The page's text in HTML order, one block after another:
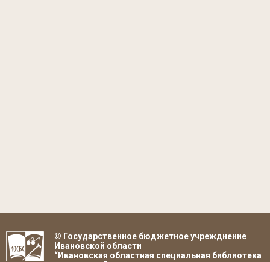
© Государственное бюджетное учрежднение
Ивановской области
“Ивановская областная специальная библиотека